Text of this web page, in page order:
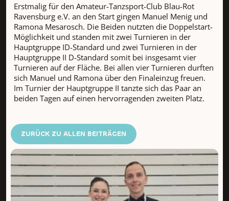
Erstmalig für den Amateur-Tanzsport-Club Blau-Rot
Ravensburg e.V. an den Start gingen Manuel Menig und
Ramona Mesarosch. Die Beiden nutzten die Doppelstart-
Möglichkeit und standen mit zwei Turnieren in der
Hauptgruppe ID-Standard und zwei Turnieren in der
Hauptgruppe II D-Standard somit bei insgesamt vier
Turnieren auf der Fläche. Bei allen vier Turnieren durften
sich Manuel und Ramona über den Finaleinzug freuen.
Im Turnier der Hauptgruppe II tanzte sich das Paar an
beiden Tagen auf einen hervorragenden zweiten Platz.
ZURÜCK ZU ALLEN BEITRÄGEN